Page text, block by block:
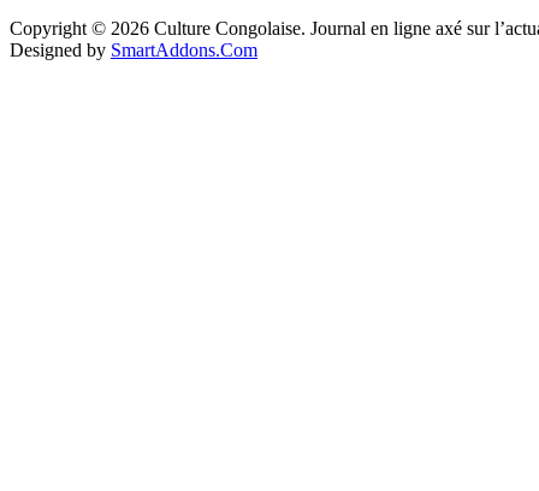
Copyright © 2026 Culture Congolaise. Journal en ligne axé sur
Designed by SmartAddons.Com